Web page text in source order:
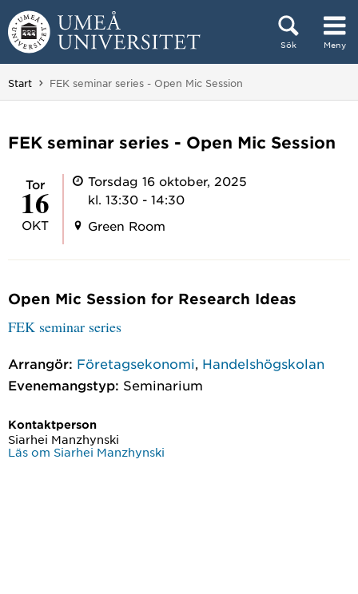
Hoppa direkt till innehållet
Sök Meny
Huvudmenyn dold.
Start Du är här:
FEK seminar series - Open Mic Session
FEK seminar series - Open Mic Session
tor
16
OKT
Torsdag 16 oktober, 2025
kl. 13:30 - 14:30
Green Room
Open Mic Session for Research Ideas
FEK seminar series
Arrangör: Företagsekonomi Handelshögskolan
Evenemangstyp: Seminarium
Kontaktperson
Siarhei Manzhynski
Läs om Siarhei Manzhynski